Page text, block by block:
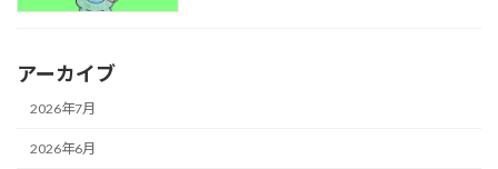
アーカイブ
2026年7月
2026年6月